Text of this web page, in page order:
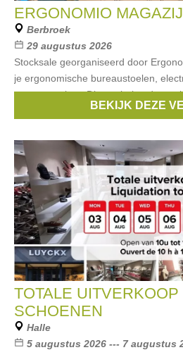
ERGONOMIO
Berbroek
29 augustus 2026
Stocksale georganiseerd door
je ergonomische bureaustoelen,
en accessoires. Dit van bekende
Interstuhl en meer.BEKIJK DEZE
TOTALE
SCHOENEN
Halle
5 augustus 2026 --- 7 augustus